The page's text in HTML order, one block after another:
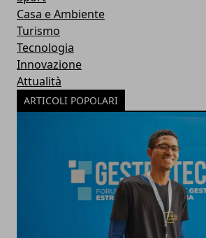
Casa e Ambiente
Turismo
Tecnologia
Innovazione
Attualità
ARTICOLI POPOLARI